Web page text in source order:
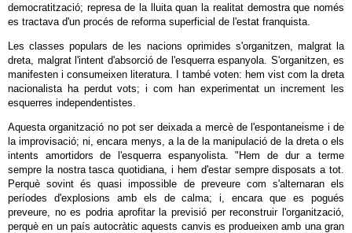
democratització; represa de la lluita quan la realitat demostra que només
es tractava d'un procés de reforma superficial de l'estat franquista.
Les classes populars de les nacions oprimides s'organitzen, malgrat la
dreta, malgrat l'intent d'absorció de l'esquerra espanyola. S'organitzen, es
manifesten i consumeixen literatura. I també voten: hem vist com la dreta
nacionalista ha perdut vots; i com han experimentat un increment les
esquerres independentistes.
Aquesta organització no pot ser deixada a mercè de l'espontaneisme i de
la improvisació; ni, encara menys, a la de la manipulació de la dreta o els
intents amortidors de l'esquerra espanyolista. "Hem de dur a terme
sempre la nostra tasca quotidiana, i hem d'estar sempre disposats a tot.
Perquè sovint és quasi impossible de preveure com s'alternaran els
períodes d'explosions amb els de calma; i, encara que es pogués
preveure, no es podria aprofitar la previsió per reconstruir l'organització,
perquè en un país autocràtic aquests canvis es produeixen amb una gran